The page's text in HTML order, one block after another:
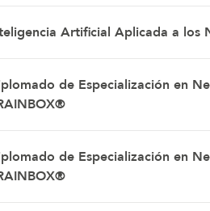
Artificial Aplicada a los
de Especialización en
de Especialización en